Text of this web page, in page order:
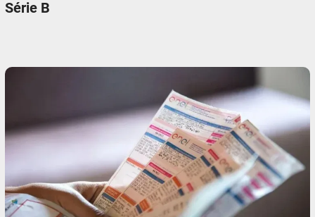
Série B